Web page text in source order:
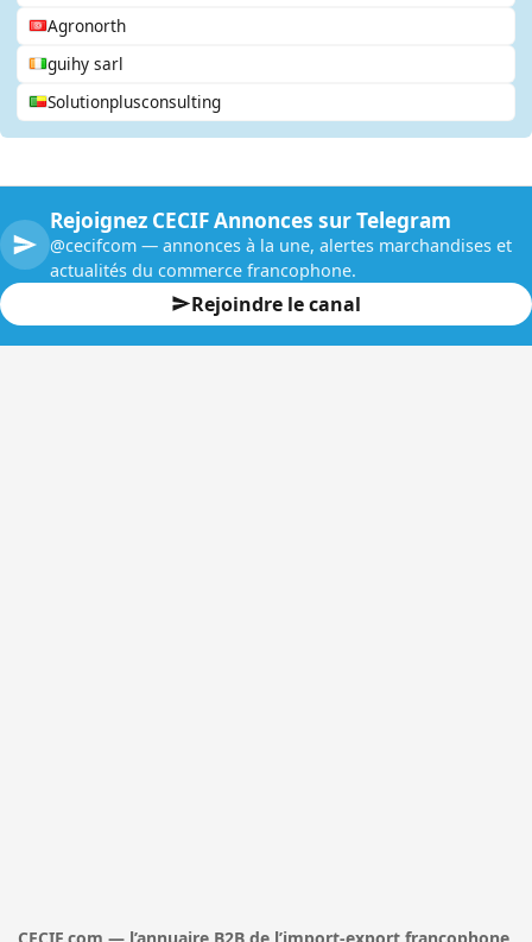
Agronorth
guihy sarl
Solutionplusconsulting
Rejoignez CECIF Annonces sur Telegram
@cecifcom — annonces à la une, alertes marchandises et
actualités du commerce francophone.
Rejoindre le canal